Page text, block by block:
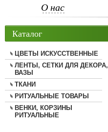
О нас
Каталог
ЦВЕТЫ ИСКУССТВЕННЫЕ
ЛЕНТЫ, СЕТКИ ДЛЯ ДЕКОРА,
ВАЗЫ
ТКАНИ
РИТУАЛЬНЫЕ ТОВАРЫ
ВЕНКИ, КОРЗИНЫ
РИТУАЛЬНЫЕ